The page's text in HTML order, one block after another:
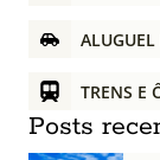
ALUGUEL
TRENS E
Posts